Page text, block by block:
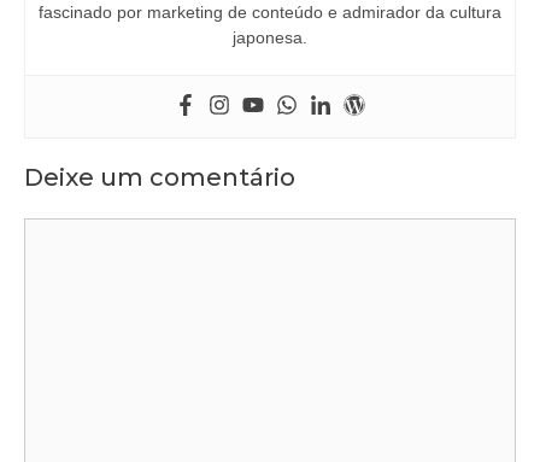
fascinado por marketing de conteúdo e admirador da cultura
japonesa.
Deixe um comentário